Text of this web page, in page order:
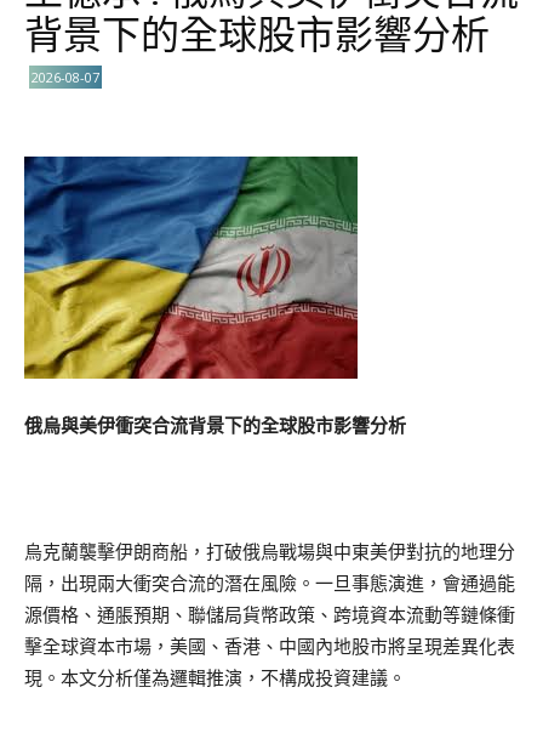
背景下的全球股市影響分析
2026-08-07
俄烏與美伊衝突合流背景下的全球股市影響分析
烏克蘭襲擊伊朗商船，打破俄烏戰場與中東美伊對抗的地理分
隔，出現兩大衝突合流的潛在風險。一旦事態演進，會通過能
源價格、通脹預期、聯儲局貨幣政策、跨境資本流動等鏈條衝
擊全球資本市場，美國、香港、中國內地股市將呈現差異化表
現。本文分析僅為邏輯推演，不構成投資建議。